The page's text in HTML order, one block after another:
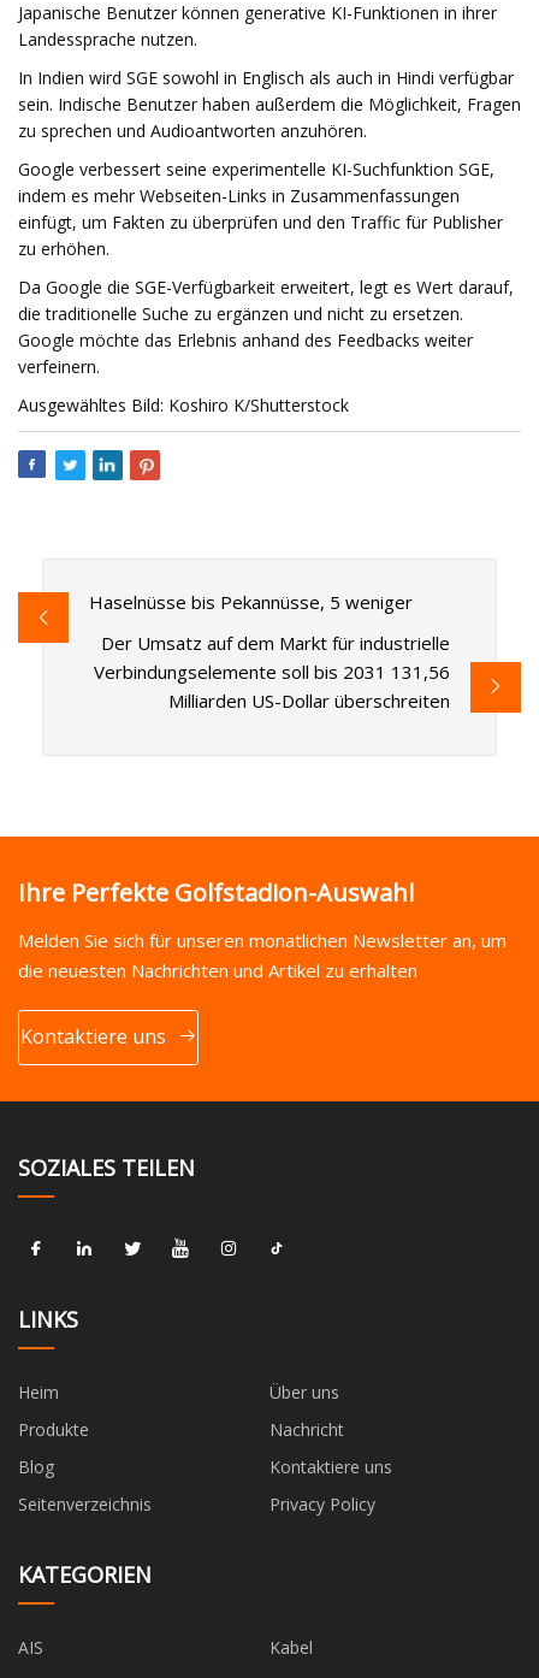
Japanische Benutzer können generative KI-Funktionen in ihrer
Landessprache nutzen.
In Indien wird SGE sowohl in Englisch als auch in Hindi verfügbar
sein. Indische Benutzer haben außerdem die Möglichkeit, Fragen
zu sprechen und Audioantworten anzuhören.
Google verbessert seine experimentelle KI-Suchfunktion SGE,
indem es mehr Webseiten-Links in Zusammenfassungen
einfügt, um Fakten zu überprüfen und den Traffic für Publisher
zu erhöhen.
Da Google die SGE-Verfügbarkeit erweitert, legt es Wert darauf,
die traditionelle Suche zu ergänzen und nicht zu ersetzen.
Google möchte das Erlebnis anhand des Feedbacks weiter
verfeinern.
Ausgewähltes Bild: Koshiro K/Shutterstock
Haselnüsse bis Pekannüsse, 5 weniger
Der Umsatz auf dem Markt für industrielle
Verbindungselemente soll bis 2031 131,56
Milliarden US-Dollar überschreiten
Ihre Perfekte Golfstadion-Auswahl
Melden Sie sich für unseren monatlichen Newsletter an, um
die neuesten Nachrichten und Artikel zu erhalten
Kontaktiere uns
SOZIALES TEILEN
LINKS
Heim
Über uns
Produkte
Nachricht
Blog
Kontaktiere uns
Seitenverzeichnis
Privacy Policy
KATEGORIEN
AIS
Kabel